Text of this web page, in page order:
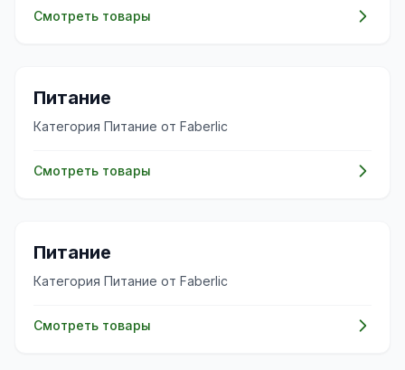
Смотреть товары
✨
Питание
Категория Питание от Faberlic
Смотреть товары
✨
Питание
Категория Питание от Faberlic
Смотреть товары